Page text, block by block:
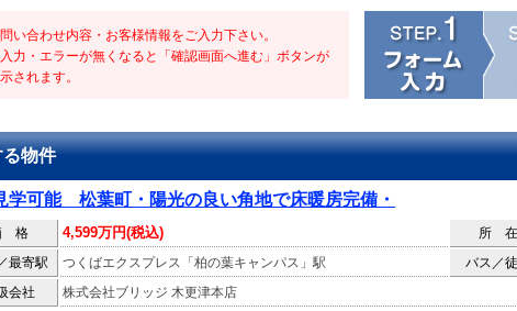
い合わせ内容・お客様情報をご入力下さい。
力・エラーが無くなると「確認画面へ進む」ボタンが
されます。
物件
学可能 松葉町・陽光の良い角地で床暖房完備・
格 4,599万円(税込) 所 在
最寄駅
つくばエクスプレス「柏の葉キャンパス」駅 バス／
会社
株式会社ブリッジ 木更津本店